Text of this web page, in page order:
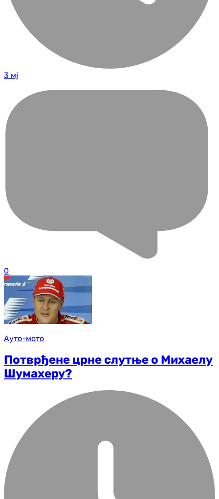
3 мј
0
Ауто-мото
Потврђене црне слутње о Михаелу
Шумахеру?